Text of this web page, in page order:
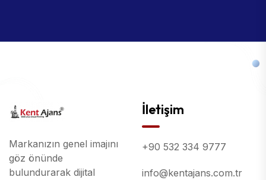
Markanızın genel imajını
göz önünde
bulundurarak dijital
İletişim
+90 532 334 9777
info@kentajans.com.tr